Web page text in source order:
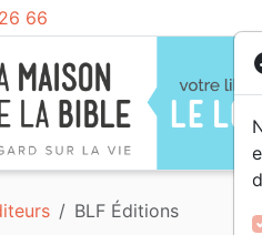
66
ans
BLF Éditions